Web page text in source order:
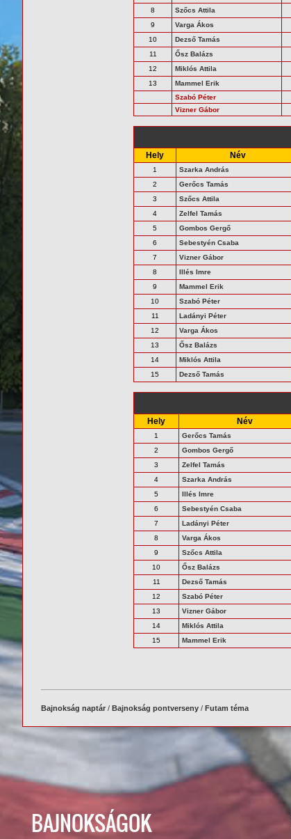
8
Szőcs Attila
9
Varga Ákos
10
Dezső Tamás
11
Ősz Balázs
12
Miklós Attila
13
Mammel Erik
Szabó Péter
Vizner Gábor
Hely Név
1 Szarka András
2
Gerőcs Tamás
3
Szőcs Attila
4
Zelfel Tamás
5
Gombos Gergő
6
Sebestyén Csaba
7
Vizner Gábor
8
Illés Imre
9
Mammel Erik
10
Szabó Péter
11
Ladányi Péter
12
Varga Ákos
13
Ősz Balázs
14
Miklós Attila
15
Dezső Tamás
Hely Név
1 Gerőcs Tamás
2
Gombos Gergő
3
Zelfel Tamás
4
Szarka András
5
Illés Imre
6
Sebestyén Csaba
7
Ladányi Péter
8
Varga Ákos
9
Szőcs Attila
10
Ősz Balázs
11
Dezső Tamás
12
Szabó Péter
13
Vizner Gábor
14
Miklós Attila
15
Mammel Erik
Bajnokság naptár/ Bajnokság pontverseny/ Futam téma
BAJNOKSÁGOK